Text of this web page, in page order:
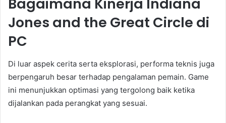
Bagaimana Kinerja Indiana
Jones and the Great Circle di
PC
Di luar aspek cerita serta eksplorasi, performa teknis juga
berpengaruh besar terhadap pengalaman pemain. Game
ini menunjukkan optimasi yang tergolong baik ketika
dijalankan pada perangkat yang sesuai.